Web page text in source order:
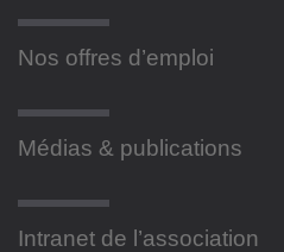
Nos offres d’emploi
Médias & publications
Intranet de l’association